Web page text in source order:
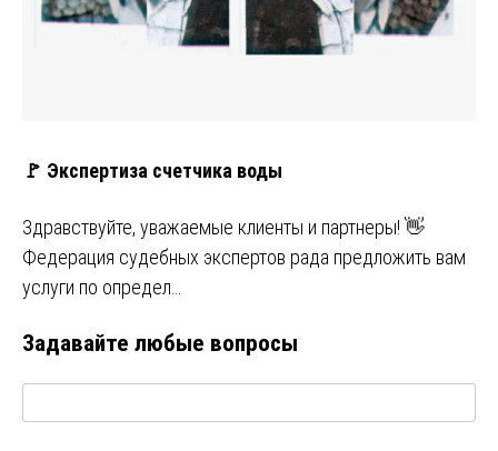
🚩 Экспертиза счетчика воды
Здравствуйте, уважаемые клиенты и партнеры! 👋
Федерация судебных экспертов рада предложить вам
услуги по определ…
Задавайте любые вопросы